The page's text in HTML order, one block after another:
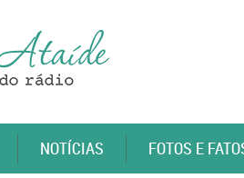
NOTÍCIAS FOTOS E